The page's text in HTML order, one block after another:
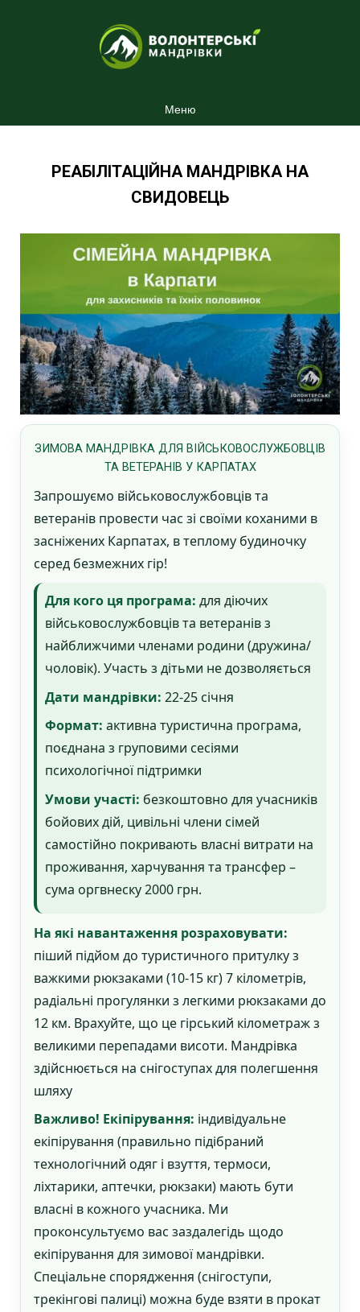
Меню
РЕАБІЛІТАЦІЙНА МАНДРІВКА НА
СВИДОВЕЦЬ
ЗИМОВА МАНДРІВКА ДЛЯ ВІЙСЬКОВОСЛУЖБОВЦІВ
ТА ВЕТЕРАНІВ У КАРПАТАХ
Запрошуємо військовослужбовців та
ветеранів провести час зі своїми коханими в
засніжених Карпатах, в теплому будиночку
серед безмежних гір!
Для кого ця програма: для діючих
військовослужбовців та ветеранів з
найближчими членами родини (дружина/
чоловік). Участь з дітьми не дозволяється
Дати мандрівки: 22-25 січня
Формат: активна туристична програма,
поєднана з груповими сесіями
психологічної підтримки
Умови участі: безкоштовно для учасників
бойових дій, цивільні члени сімей
самостійно покривають власні витрати на
проживання, харчування та трансфер –
сума оргвнеску 2000 грн.
На які навантаження розраховувати:
піший підйом до туристичного притулку з
важкими рюкзаками (10-15 кг) 7 кілометрів,
радіальні прогулянки з легкими рюкзаками до
12 км. Врахуйте, що це гірський кілометраж з
великими перепадами висоти. Мандрівка
здійснюється на снігоступах для полегшення
шляху
Важливо! Екіпірування: індивідуальне
екіпірування (правильно підібраний
технологічний одяг і взуття, термоси,
ліхтарики, аптечки, рюкзаки) мають бути
власні в кожного учасника. Ми
проконсультуємо вас заздалегідь щодо
екіпірування для зимової мандрівки.
Спеціальне спорядження (снігоступи,
трекінгові палиці) можна буде взяти в прокат